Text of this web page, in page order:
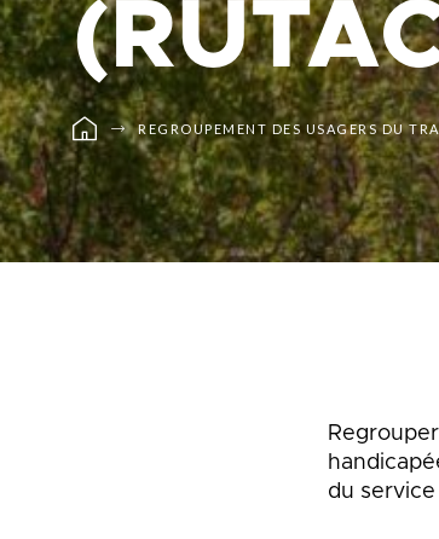
Sécurité incendie
Service d’alertes
Stationnement
Taxes et évaluation
Transport collectif
Ventes-débarras
Quartier
Rendez-
reconnus
Services
REGROUPEMENT DES USAGERS DU
du